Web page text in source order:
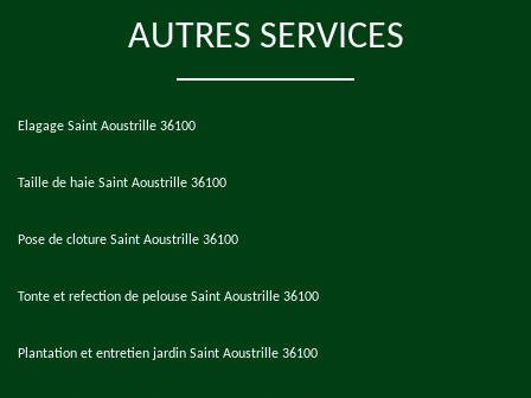
AUTRES SERVICES
Elagage Saint Aoustrille 36100
Taille de haie Saint Aoustrille 36100
Pose de cloture Saint Aoustrille 36100
Tonte et refection de pelouse Saint Aoustrille 36100
Plantation et entretien jardin Saint Aoustrille 36100